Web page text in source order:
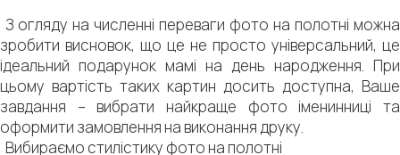
З огляду на численні переваги фото на полотні можна
зробити висновок, що це не просто універсальний, це
ідеальний подарунок мамі на день народження. При
цьому вартість таких картин досить доступна, Ваше
завдання – вибрати найкраще фото іменинниці та
оформити замовлення на виконання друку.
Вибираємо стилістику фото на полотні